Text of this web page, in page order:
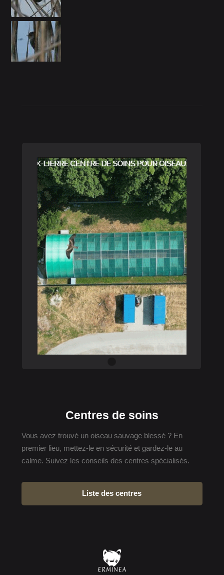
Centres de soins
Vous avez trouvé un oiseau sauvage blessé ? En
premier lieu, mettez-le en sécurité et gardez-le au
calme. Suivez les conseils des centres spécialisés.
Liste des centres